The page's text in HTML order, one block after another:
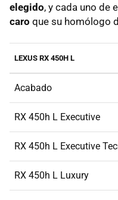
elegido, y cada uno de
caro que su homólogo
LEXUS RX 450H L
Acabado
RX 450h L Executive
RX 450h L Executive
RX 450h L Luxury